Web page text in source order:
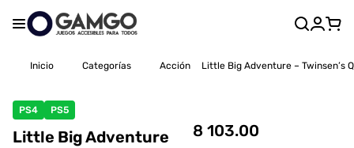
Inicio Categorías Acción Little Big Adventure – Twinsen’s
PS4 PS5
Little Big Adventure
8 103.00